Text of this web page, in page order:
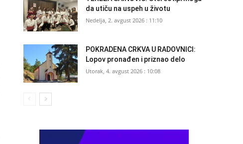
da utiču na uspeh u životu
Nedelja, 2. avgust 2026 : 11:10
POKRADENA CRKVA U RADOVNICI:
Lopov pronađen i priznao delo
Utorak, 4. avgust 2026 : 10:08